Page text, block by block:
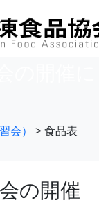
会） >食品表
の開催